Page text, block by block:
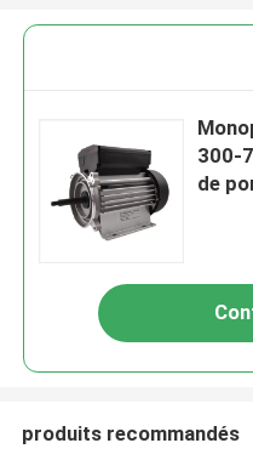
300-
de
produits recommandés